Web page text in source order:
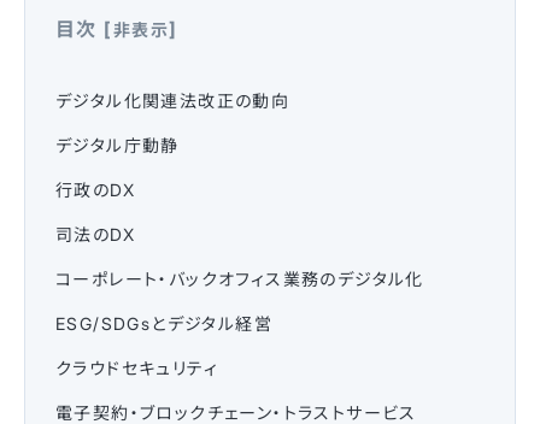
目次 [非表示]
デジタル化関連法改正の動向
デジタル庁動静
行政のDX
司法のDX
コーポレート・バックオフィス業務のデジタル化
ESG/SDGsとデジタル経営
クラウドセキュリティ
電子契約・ブロックチェーン・トラストサービス